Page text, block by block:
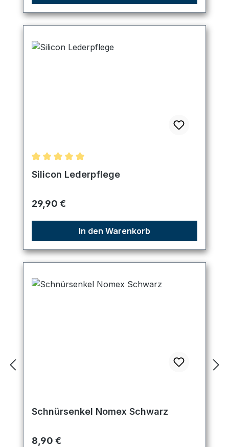
Durchschnittliche Bewertung von 5 von 5 Sternen
Silicon Lederpflege
Regulärer Preis:
29,90 €
In den Warenkorb
Schnürsenkel Nomex Schwarz
Regulärer Preis:
8,90 €